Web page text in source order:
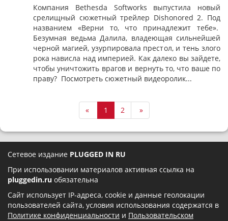
Компания Bethesda Softworks выпустила новый
срелищный сюжетный трейлер Dishonored 2. Под
названием «Верни то, что принадлежит тебе».
Безумная ведьма Далила, владеющая сильнейшей
черной магией, узурпировала престол, и тень злого
рока нависла над империей. Как далеко вы зайдете,
чтобы уничтожить врагов и вернуть то, что ваше по
праву? Посмотреть сюжетный видеоролик...
« 1 2 »
Сетевое издание PLUGGED IN RU
При использовании материалов активная ссылка на
pluggedin.ru обязательна
Сайт использует IP-адреса, cookie и данные геолокации
пользователей сайта, условия использования содержатся в
Политике конфиденциальности и Пользовательском